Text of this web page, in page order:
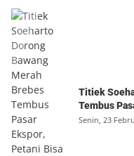
Titiek
Tembus
Juta per
Senin, 23